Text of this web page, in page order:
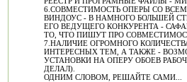
6.СОВМЕСТИМОСТЬ ОПЕРЫ СО
ВИНДОУС - В НАМНОГО БОЛЬШЕЙ
ЕГО ВЕДУЩЕГО КОНКУРЕНТА -
ТО, ЧТО ПИШУТ ПРО
7.НАЛИЧИЕ ОГРОМНОГО
ИНТЕРЕСНЫХ ТЕМ, А ТАКЖЕ -
УСТАНОВКИ НА ОПЕРУ ОБОЕВ
ДЕЛАЛ).
ОДНИМ СЛОВОМ, РЕШАЙТЕ САМИ...